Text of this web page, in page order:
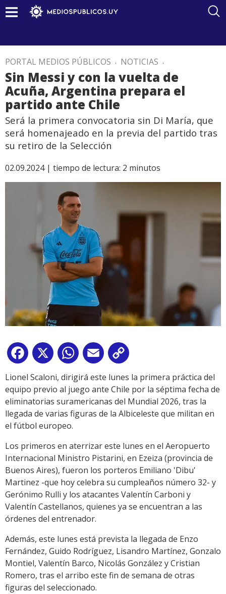
PORTAL MEDIOS PÚBLICOS . NOTICIAS .
Sin Messi y con la vuelta de
Acuña, Argentina prepara el
partido ante Chile
Será la primera convocatoria sin Di María, que
será homenajeado en la previa del partido tras
su retiro de la Selección
02.09.2024 | tiempo de lectura: 2 minutos
Facebook
X WhatsApp
Email
Link
Lionel Scaloni, dirigirá este lunes la primera práctica del
equipo previo al juego ante Chile por la séptima fecha de
eliminatorias suramericanas del Mundial 2026, tras la
llegada de varias figuras de la Albiceleste que militan en
el fútbol europeo.
Los primeros en aterrizar este lunes en el Aeropuerto
Internacional Ministro Pistarini, en Ezeiza (provincia de
Buenos Aires), fueron los porteros Emiliano 'Dibu'
Martinez -que hoy celebra su cumpleaños número 32- y
Gerónimo Rulli y los atacantes Valentín Carboni y
Valentín Castellanos, quienes ya se encuentran a las
órdenes del entrenador.
Además, este lunes está prevista la llegada de Enzo
Fernández, Guido Rodríguez, Lisandro Martínez, Gonzalo
Montiel, Valentín Barco, Nicolás González y Cristian
Romero, tras el arribo este fin de semana de otras
figuras del seleccionado.